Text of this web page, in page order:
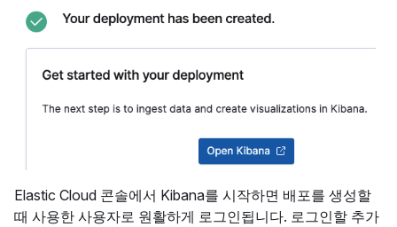
Elastic Cloud 콘솔에서 Kibana를 시작하면 배포를 생성할
때 사용한 사용자로 원활하게 로그인됩니다. 로그인할 추가